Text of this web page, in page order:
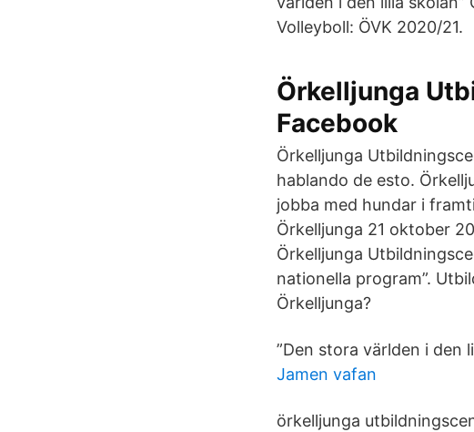
Volleyboll: ÖVK 2020/21.
Örkelljunga
Facebook
Örkelljunga
hablando de esto.
jobba med hundar i
Örkelljunga 21 oktober
Örkelljunga
nationella program”.
Örkelljunga?
”Den stora världen i den
Jamen vafan
örkelljunga